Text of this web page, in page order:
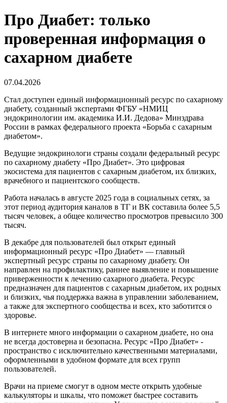
Про Диабет: только
проверенная информация о
сахарном диабете
07.04.2026
Стал доступен единый информационный ресурс по сахарному
диабету, созданный экспертами ФГБУ «НМИЦ
эндокринологии им. академика И.И. Дедова» Минздрава
России в рамках федерального проекта «Борьба с сахарным
диабетом».
Ведущие эндокринологи страны создали федеральный ресурс
по сахарному диабету «Про Диабет». Это цифровая
экосистема для пациентов с сахарным диабетом, их близких,
врачебного и пациентского сообществ.
Работа началась в августе 2025 года в социальных сетях, за
этот период аудитория каналов в ТГ и ВК составила более 5,5
тысяч человек, а общее количество просмотров превысило 300
тысяч.
В декабре для пользователей был открыт единый
информационный ресурс «Про Диабет» — главный
экспертный ресурс страны по сахарному диабету. Он
направлен на профилактику, раннее выявление и повышение
приверженности к лечению сахарного диабета. Ресурс
предназначен для пациентов с сахарным диабетом, их родных
и близких, чья поддержка важна в управлении заболеванием,
а также для экспертного сообщества и всех, кто заботится о
здоровье.
В интернете много информации о сахарном диабете, но она
не всегда достоверна и безопасна. Ресурс «Про Диабет» -
пространство с исключительно качественными материалами,
оформленными в удобном формате для всех групп
пользователей.
Врачи на приеме смогут в одном месте открыть удобные
калькуляторы и шкалы, что поможет быстрее составить